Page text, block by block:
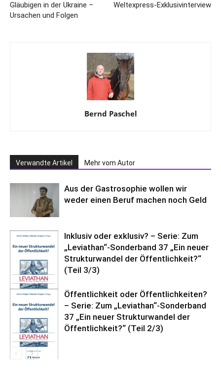
Gläubigen in der Ukraine –
Ursachen und Folgen
Weltexpress-Exklusivinterview
Bernd Paschel
Verwandte Artikel Mehr vom Autor
Aus der Gastrosophie wollen wir
weder einen Beruf machen noch Geld
Inklusiv oder exklusiv? – Serie: Zum
„Leviathan“-Sonderband 37 „Ein neuer
Strukturwandel der Öffentlichkeit?“
(Teil 3/3)
Öffentlichkeit oder Öffentlichkeiten?
– Serie: Zum „Leviathan“-Sonderband
37 „Ein neuer Strukturwandel der
Öffentlichkeit?“ (Teil 2/3)